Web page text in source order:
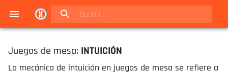
Juegos de mesa: INTUICIÓN
La mecánica de intuición en juegos de mesa se refiere a
Navigated to Juegos de mesa en Buenos Aires | Conexión Berlín - Catálogo